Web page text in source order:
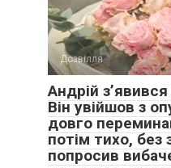
Дозвілля
Андрій
Він увійшов з
довго
потім тихо, без
попросив